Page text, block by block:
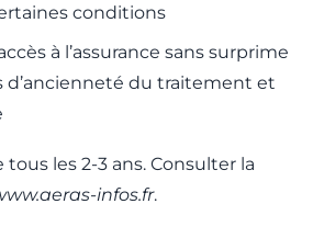
conditions
à l’assurance sans surprime
d’ancienneté du traitement et
tous les 2-3 ans. Consulter la
infos.fr.